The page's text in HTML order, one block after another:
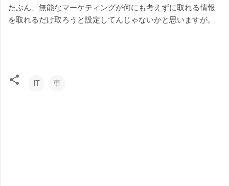
たぶん、無能なマーケティングが何にも考えずに取れる情報
を取れるだけ取ろうと設定してんじゃないかと思いますが。
IT 車